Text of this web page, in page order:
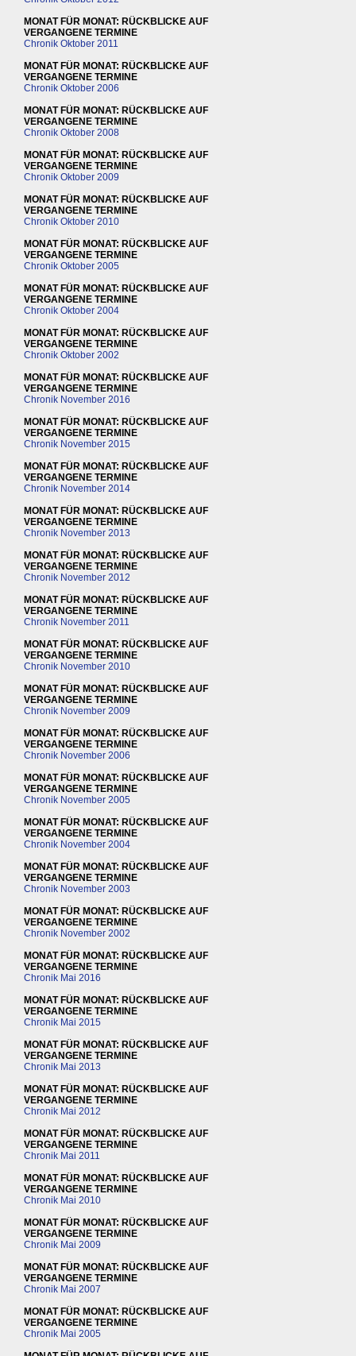
MONAT FÜR MONAT: RÜCKBLICKE AUF
VERGANGENE TERMINE
Chronik Oktober 2011
MONAT FÜR MONAT: RÜCKBLICKE AUF
VERGANGENE TERMINE
Chronik Oktober 2006
MONAT FÜR MONAT: RÜCKBLICKE AUF
VERGANGENE TERMINE
Chronik Oktober 2008
MONAT FÜR MONAT: RÜCKBLICKE AUF
VERGANGENE TERMINE
Chronik Oktober 2009
MONAT FÜR MONAT: RÜCKBLICKE AUF
VERGANGENE TERMINE
Chronik Oktober 2010
MONAT FÜR MONAT: RÜCKBLICKE AUF
VERGANGENE TERMINE
Chronik Oktober 2005
MONAT FÜR MONAT: RÜCKBLICKE AUF
VERGANGENE TERMINE
Chronik Oktober 2004
MONAT FÜR MONAT: RÜCKBLICKE AUF
VERGANGENE TERMINE
Chronik Oktober 2002
MONAT FÜR MONAT: RÜCKBLICKE AUF
VERGANGENE TERMINE
Chronik November 2016
MONAT FÜR MONAT: RÜCKBLICKE AUF
VERGANGENE TERMINE
Chronik November 2015
MONAT FÜR MONAT: RÜCKBLICKE AUF
VERGANGENE TERMINE
Chronik November 2014
MONAT FÜR MONAT: RÜCKBLICKE AUF
VERGANGENE TERMINE
Chronik November 2013
MONAT FÜR MONAT: RÜCKBLICKE AUF
VERGANGENE TERMINE
Chronik November 2012
MONAT FÜR MONAT: RÜCKBLICKE AUF
VERGANGENE TERMINE
Chronik November 2011
MONAT FÜR MONAT: RÜCKBLICKE AUF
VERGANGENE TERMINE
Chronik November 2010
MONAT FÜR MONAT: RÜCKBLICKE AUF
VERGANGENE TERMINE
Chronik November 2009
MONAT FÜR MONAT: RÜCKBLICKE AUF
VERGANGENE TERMINE
Chronik November 2006
MONAT FÜR MONAT: RÜCKBLICKE AUF
VERGANGENE TERMINE
Chronik November 2005
MONAT FÜR MONAT: RÜCKBLICKE AUF
VERGANGENE TERMINE
Chronik November 2004
MONAT FÜR MONAT: RÜCKBLICKE AUF
VERGANGENE TERMINE
Chronik November 2003
MONAT FÜR MONAT: RÜCKBLICKE AUF
VERGANGENE TERMINE
Chronik November 2002
MONAT FÜR MONAT: RÜCKBLICKE AUF
VERGANGENE TERMINE
Chronik Mai 2016
MONAT FÜR MONAT: RÜCKBLICKE AUF
VERGANGENE TERMINE
Chronik Mai 2015
MONAT FÜR MONAT: RÜCKBLICKE AUF
VERGANGENE TERMINE
Chronik Mai 2013
MONAT FÜR MONAT: RÜCKBLICKE AUF
VERGANGENE TERMINE
Chronik Mai 2012
MONAT FÜR MONAT: RÜCKBLICKE AUF
VERGANGENE TERMINE
Chronik Mai 2011
MONAT FÜR MONAT: RÜCKBLICKE AUF
VERGANGENE TERMINE
Chronik Mai 2010
MONAT FÜR MONAT: RÜCKBLICKE AUF
VERGANGENE TERMINE
Chronik Mai 2009
MONAT FÜR MONAT: RÜCKBLICKE AUF
VERGANGENE TERMINE
Chronik Mai 2007
MONAT FÜR MONAT: RÜCKBLICKE AUF
VERGANGENE TERMINE
Chronik Mai 2005